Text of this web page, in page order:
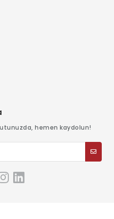
hemen kaydolun!